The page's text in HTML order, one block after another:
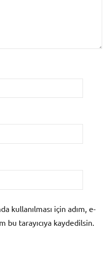
kullanılması için adım, e-
bu tarayıcıya kaydedilsin.